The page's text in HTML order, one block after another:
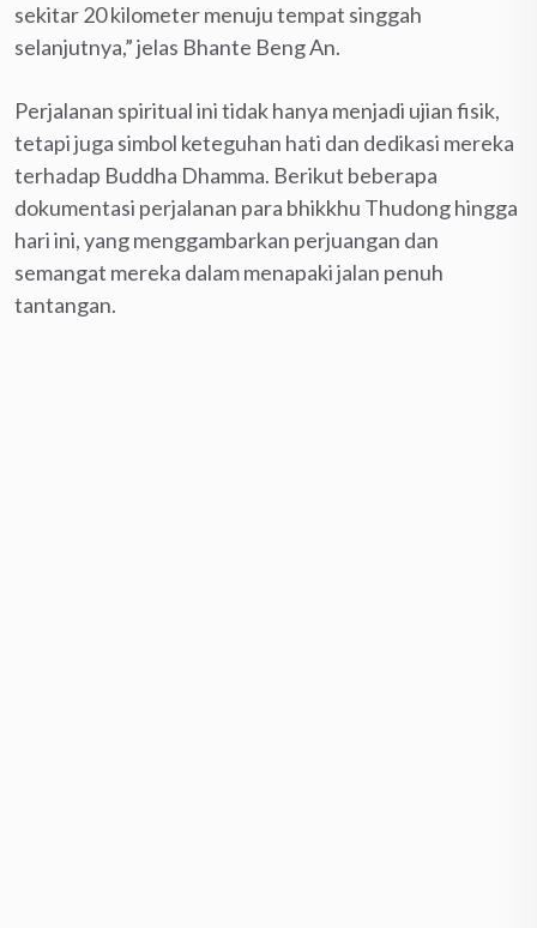
sekitar 20 kilometer menuju tempat singgah
selanjutnya,” jelas Bhante Beng An.
Perjalanan spiritual ini tidak hanya menjadi ujian fisik,
tetapi juga simbol keteguhan hati dan dedikasi mereka
terhadap Buddha Dhamma. Berikut beberapa
dokumentasi perjalanan para bhikkhu Thudong hingga
hari ini, yang menggambarkan perjuangan dan
semangat mereka dalam menapaki jalan penuh
tantangan.